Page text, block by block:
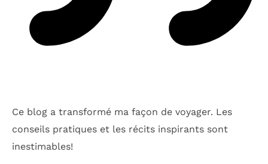
Ce blog a transformé ma façon de voyager. Les
conseils pratiques et les récits inspirants sont
inestimables!